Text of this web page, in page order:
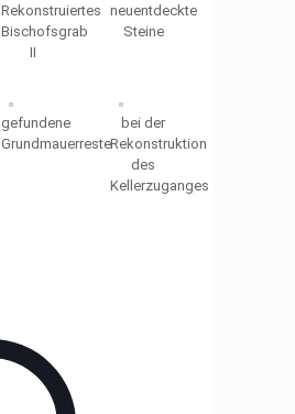
Rekonstruiertes
Bischofsgrab
II
neuentdeckte
Steine
gefundene
Grundmauerreste
bei der
Rekonstruktion
des
Kellerzuganges